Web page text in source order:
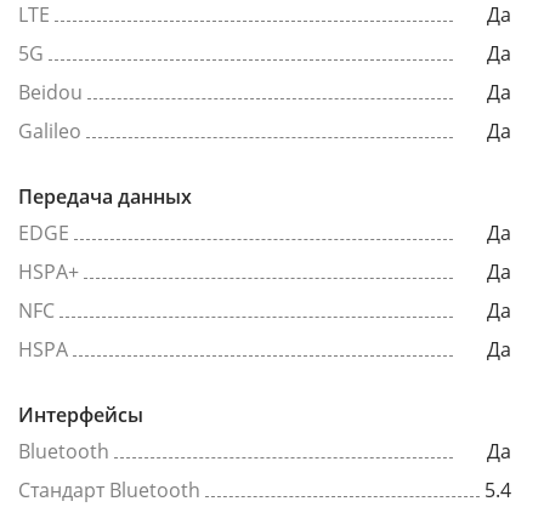
LTE
Да
5G
Да
Beidou
Да
Galileo
Да
Передача данных
EDGE
Да
HSPA+
Да
NFC
Да
HSPA
Да
Интерфейсы
Bluetooth
Да
Стандарт Bluetooth
5.4